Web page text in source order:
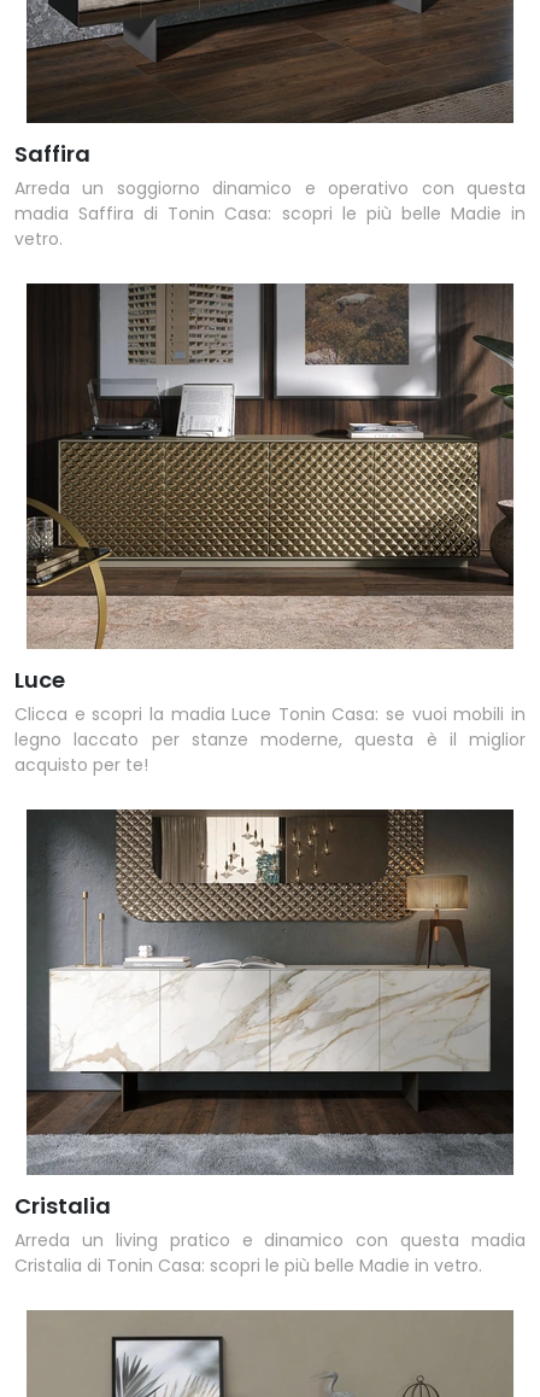
Saffira
Arreda un soggiorno dinamico e operativo con questa
madia Saffira di Tonin Casa: scopri le più belle Madie in
vetro.
Luce
Clicca e scopri la madia Luce Tonin Casa: se vuoi mobili in
legno laccato per stanze moderne, questa è il miglior
acquisto per te!
Cristalia
Arreda un living pratico e dinamico con questa madia
Cristalia di Tonin Casa: scopri le più belle Madie in vetro.